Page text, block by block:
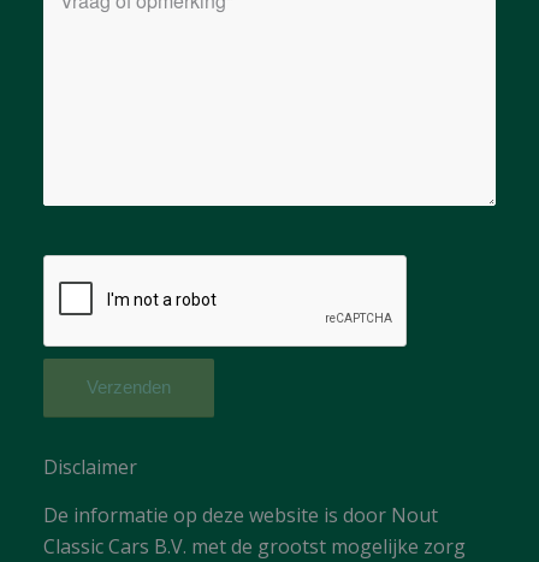
Disclaimer
De informatie op deze website is door Nout
Classic Cars B.V. met de grootst mogelijke zorg